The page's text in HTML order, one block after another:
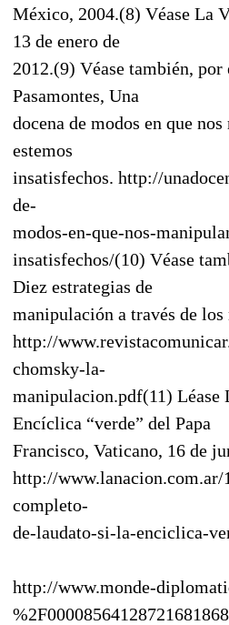
México, 2004.(8) Véase La
13 de enero de
2012.(9) Véase también,
Pasamontes, Una
docena de modos en que
estemos
insatisfechos. http://
de-
modos-en-que-nos-
insatisfechos/(10) Véase
Diez estrategias de
manipulación a través de los
http://
chomsky-la-
manipulacion.pdf(11) Léase
Encíclica “verde” del Papa
Francisco, Vaticano, 16 de
http://www.lanacion.com.ar/
completo-
de-laudato-si-la-enciclica-
http://www.monde-